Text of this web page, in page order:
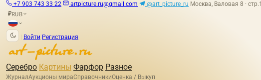
+7 903 743 33 22 artpicture.ru@gmail.com @art_picture_ru Москва, Валовая 8 · стр.1
₽RUB
Войти Регистрация
Серебро Картины Фарфор Разное
ЖурналАукционы мираСправочникиОценка / Выкуп